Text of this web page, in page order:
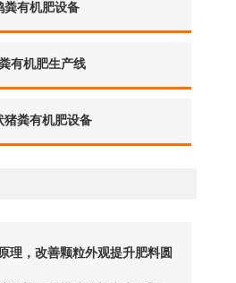
粪有机肥设备
有机肥生产线
猪粪有机肥设备
理，改善颗粒外观提升肥料圆